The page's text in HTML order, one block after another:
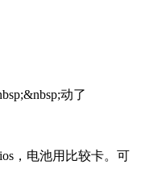
动了
，电池用比较卡。可